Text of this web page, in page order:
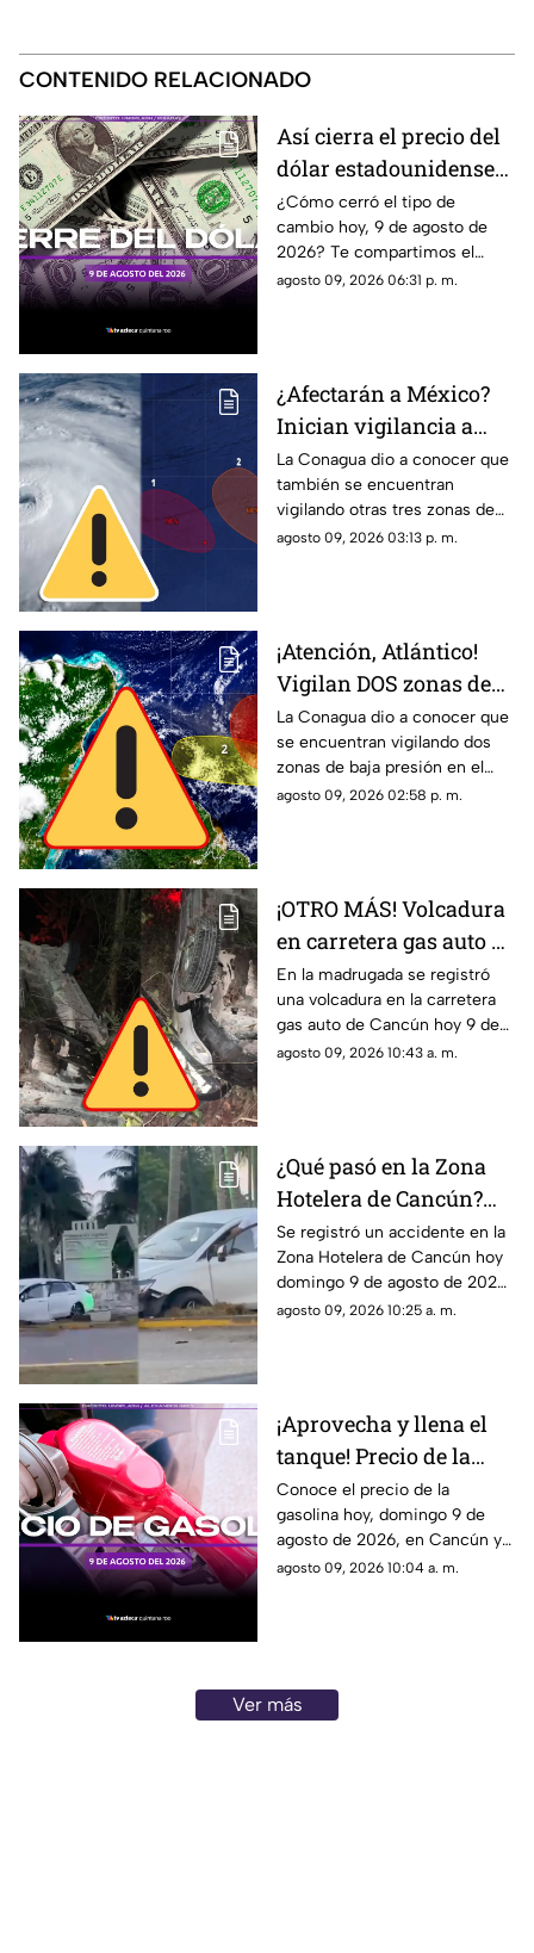
CONTENIDO RELACIONADO
Así cierra el precio del
dólar estadounidense
HOY, domingo 9 de
agosto de 2026, en
Cancún
¿Cómo cerró el tipo de
cambio hoy, 9 de agosto de
2026? Te compartimos el
precio del dólar al cierre de
agosto 09, 2026 06:31 p. m.
¿Afectarán a México?
Inician vigilancia a
TRES zonas de baja
presión; podrían
desarrollar su
potencial ciclónico
La Conagua dio a conocer que
también se encuentran
vigilando otras tres zonas de
baja presión en el océano
agosto 09, 2026 03:13 p. m.
¡Atención, Atlántico!
Vigilan DOS zonas de
baja presión con
probabilidad de
desarrollo ciclónico
La Conagua dio a conocer que
se encuentran vigilando dos
zonas de baja presión en el
Atlántico con probabilidad de
agosto 09, 2026 02:58 p. m.
¡OTRO MÁS! Volcadura
en carretera gas auto de
Cancún HOY; el
conductor se dio a la
fuga
En la madrugada se registró
una volcadura en la carretera
gas auto de Cancún hoy 9 de
agosto de 2026. El conductor
agosto 09, 2026 10:43 a. m.
¿Qué pasó en la Zona
Hotelera de Cancún?
Accidente sorprende a
varios; un auto terminó
en el camellón del km 5
Se registró un accidente en la
Zona Hotelera de Cancún hoy
domingo 9 de agosto de 2026.
Un auto terminó en el
agosto 09, 2026 10:25 a. m.
¡Aprovecha y llena el
tanque! Precio de la
gasolina HOY, domingo
9 de agosto de 2026, en
Quintana Roo
Conoce el precio de la
gasolina hoy, domingo 9 de
agosto de 2026, en Cancún y
el resto de Quintana Roo. Este
agosto 09, 2026 10:04 a. m.
Ver más